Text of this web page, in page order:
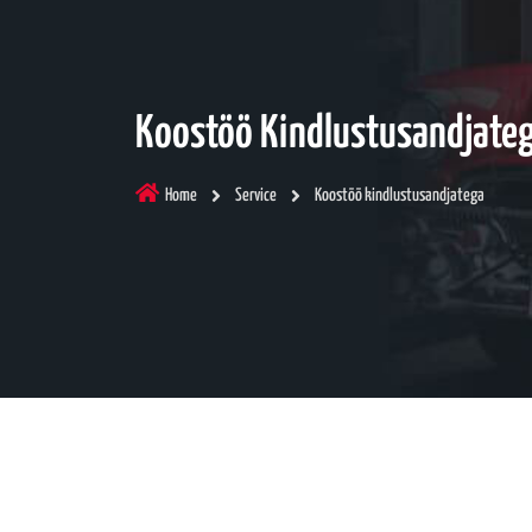
Koostöö
Home Service Koostöö kindlustusandjatega